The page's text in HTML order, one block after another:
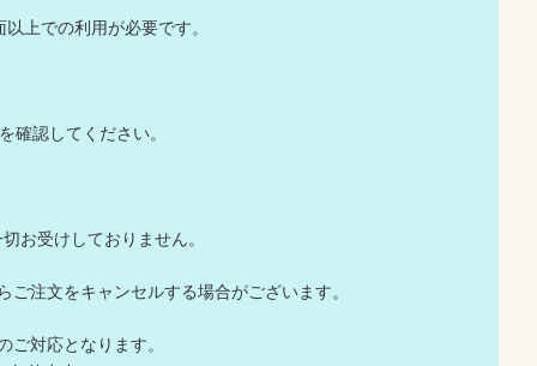
上での利用が必要です。
認してください。
お受けしておりません。
注文をキャンセルする場合がございます。
対応となります。